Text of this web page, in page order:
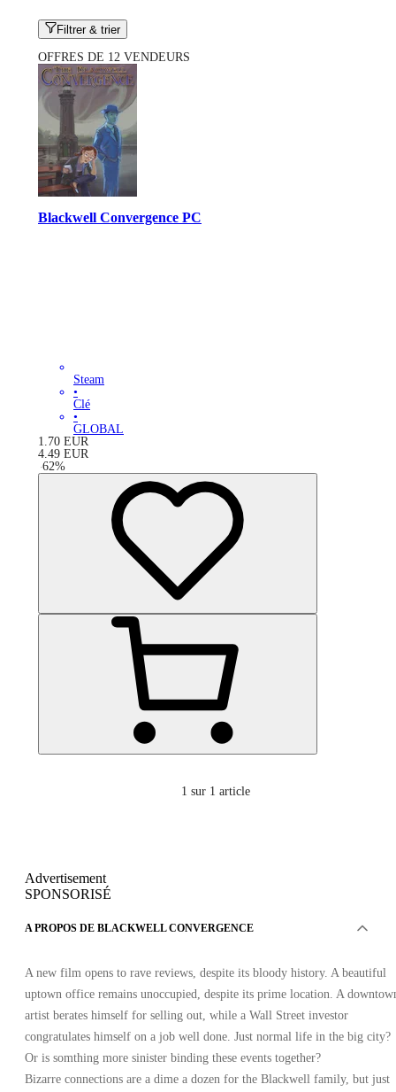
Filtrer & trier
OFFRES DE 12 VENDEURS
Blackwell Convergence PC
Steam
•
Clé
•
GLOBAL
1.70 EUR
4.49 EUR
-62%
1 sur 1 article
Advertisement
SPONSORISÉ
A PROPOS DE BLACKWELL CONVERGENCE
A new film opens to rave reviews, despite its bloody history. A beautiful
uptown office remains unoccupied, despite its prime location. A
artist berates himself for selling out, while a Wall Street investor
congratulates himself on a job well done. Just normal life in the big city?
Or is somthing more sinister binding these events together?
Bizarre connections are a dime a dozen for the Blackwell family, but just